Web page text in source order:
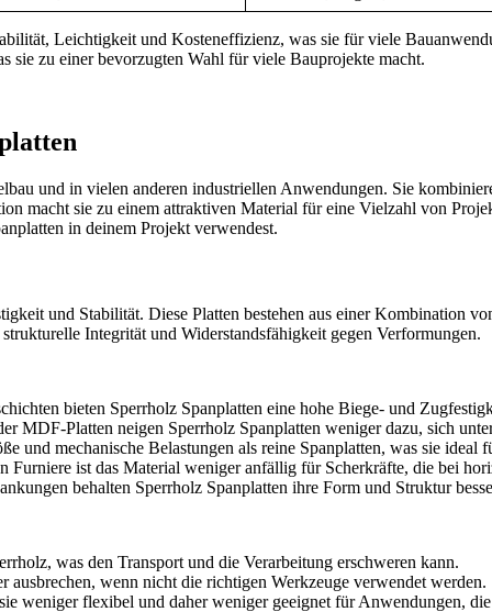
Leichtigkeit und Kosteneffizienz, was sie für viele
sie zu einer bevorzugten Wahl für viele Bauprojekte macht.
und in vielen anderen industriellen Anwendungen. Sie
macht sie zu einem attraktiven Material für eine Vielzahl von
in deinem Projekt verwendest.
und Stabilität. Diese Platten bestehen aus einer Kombination
Integrität und Widerstandsfähigkeit gegen Verformungen.
bieten Sperrholz Spanplatten eine hohe Biege- und
MDF-Platten neigen Sperrholz Spanplatten weniger dazu, sich
und mechanische Belastungen als reine Spanplatten, was sie
Furniere ist das Material weniger anfällig für Scherkräfte, die bei
behalten Sperrholz Spanplatten ihre Form und Struktur
was den Transport und die Verarbeitung erschweren kann.
ausbrechen, wenn nicht die richtigen Werkzeuge verwendet werden.
weniger flexibel und daher weniger geeignet für Anwendungen,